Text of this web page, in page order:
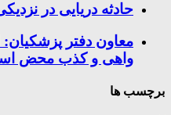
حادثه دریایی در
معاون دفتر
واهی و کذب محض
برچسب ها